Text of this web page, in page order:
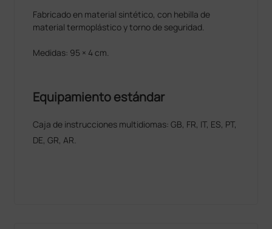
Fabricado en material sintético, con hebilla de
material termoplástico y torno de seguridad.
Medidas: 95 × 4 cm.
Equipamiento estándar
Caja de instrucciones multidiomas: GB, FR, IT, ES, PT,
DE, GR, AR.